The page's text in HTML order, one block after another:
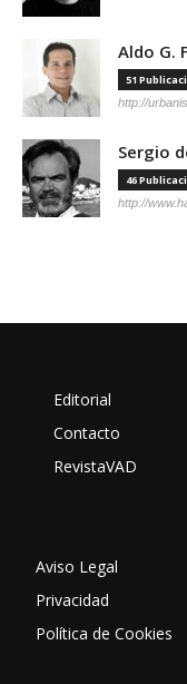
Aldo G.
51
http://
Sergio
46
http://
Editorial
Contacto
RevistaVAD
Aviso Legal
Privacidad
Política de Cookies